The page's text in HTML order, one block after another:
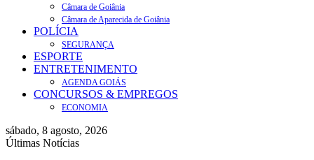
Câmara de Goiânia
Câmara de Aparecida de Goiânia
POLÍCIA
SEGURANÇA
ESPORTE
ENTRETENIMENTO
AGENDA GOIÁS
CONCURSOS & EMPREGOS
ECONOMIA
sábado, 8 agosto, 2026
Últimas Notícias